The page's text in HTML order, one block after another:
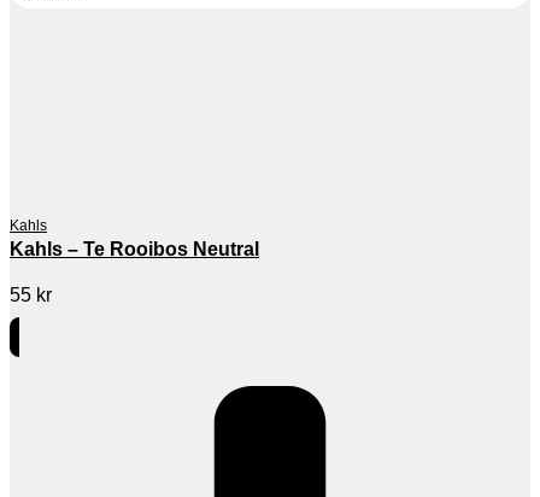
Kahls
Kahls – Te Rooibos Neutral
55 kr